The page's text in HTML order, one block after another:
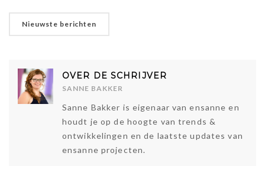
Nieuwste berichten
OVER DE SCHRIJVER
SANNE BAKKER
Sanne Bakker is eigenaar van ensanne en
houdt je op de hoogte van trends &
ontwikkelingen en de laatste updates van
ensanne projecten.